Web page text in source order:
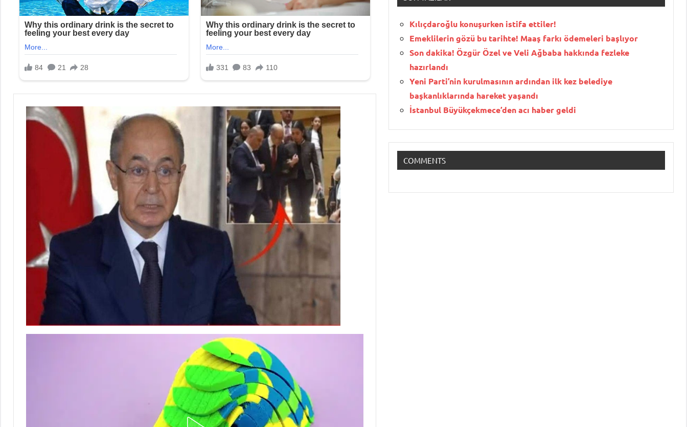
Kılıçdaroğlu konuşurken istifa ettiler!
Emeklilerin gözü bu tarihte! Maaş farkı ödemeleri başlıyor
Son dakika! Özgür Özel ve Veli Ağbaba hakkında fezleke
hazırlandı
Yeni Parti’nin kurulmasının ardından ilk kez belediye
başkanlıklarında hareket yaşandı
İstanbul Büyükçekmece’den acı haber geldi
COMMENTS